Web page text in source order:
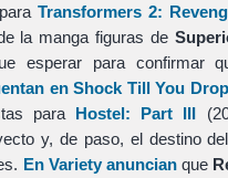
Transformers 2:
la manga figuras de
esperar para confirmar
en Shock Till You Drop
para Hostel: Part III
y, de paso, el destino
En Variety anuncian que